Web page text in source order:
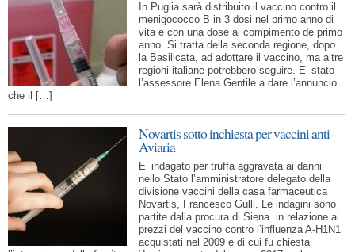
In Puglia sarà distribuito il vaccino contro il
menigococco B in 3 dosi nel primo anno di
vita e con una dose al compimento de primo
anno. Si tratta della seconda regione, dopo
la Basilicata, ad adottare il vaccino, ma altre
regioni italiane potrebbero seguire. E’ stato
l’assessore Elena Gentile a dare l’annuncio
che il […]
Novartis sotto inchiesta per vaccini anti-
Aviaria
E’ indagato per truffa aggravata ai danni
nello Stato l’amministratore delegato della
divisione vaccini della casa farmaceutica
Novartis, Francesco Gulli. Le indagini sono
partite dalla procura di Siena in relazione ai
prezzi del vaccino contro l’influenza A-H1N1
acquistati nel 2009 e di cui fu chiesta